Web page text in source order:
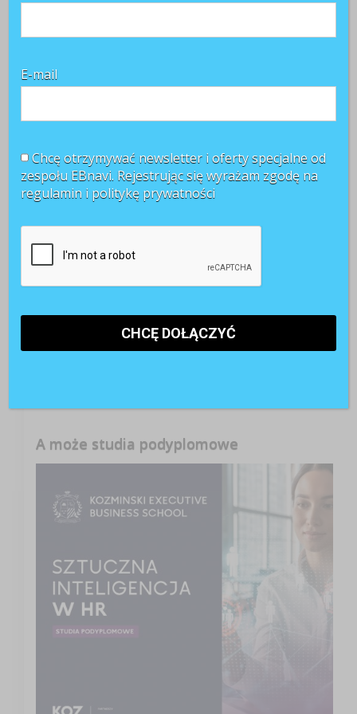
Najnowsze komentarze
rozwój
Sposób na frekwencję pracowników podczas
zajęć językowych znaleziony!
A może studia podyplomowe
E-mail
Chcę otrzymywać newsletter i oferty specjalne od
zespołu EBnavi. Rejestrując się wyrażam zgodę na
regulamin i politykę prywatności